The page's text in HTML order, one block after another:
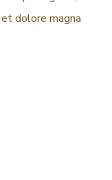
dolore magna